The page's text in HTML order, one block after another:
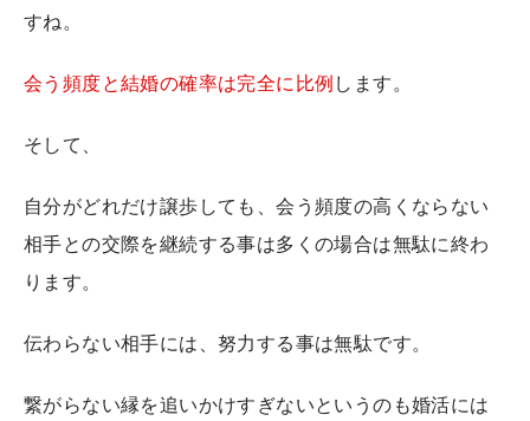
すね。
会う頻度と結婚の確率は完全に比例 します。
そして、
自分がどれだけ譲歩しても、会う頻度の高くならない
相手との交際を継続する事は多くの場合は無駄に終わ
ります。
伝わらない相手には、努力する事は無駄です。
繋がらない縁を追いかけすぎないというのも婚活には